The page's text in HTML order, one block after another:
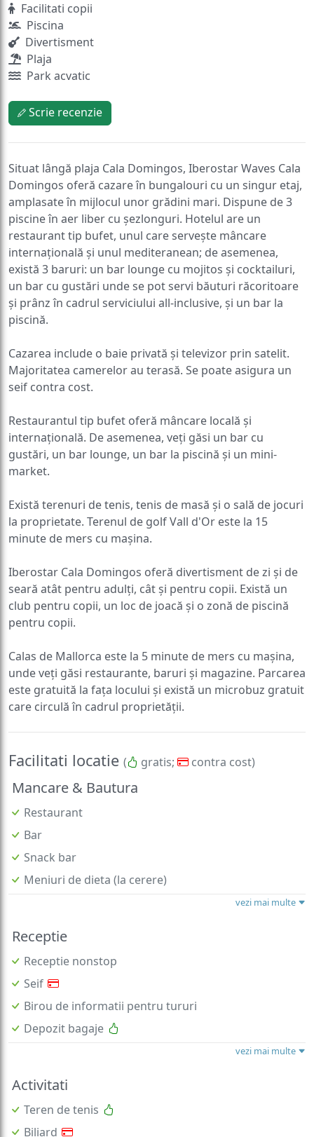
Facilitati copii
Piscina
Divertisment
Plaja
Park acvatic
Scrie recenzie
Situat lângă plaja Cala Domingos, Iberostar Waves Cala
Domingos oferă cazare în bungalouri cu un singur etaj,
amplasate în mijlocul unor grădini mari. Dispune de 3
piscine în aer liber cu șezlonguri. Hotelul are un
restaurant tip bufet, unul care servește mâncare
internațională și unul mediteranean; de asemenea,
există 3 baruri: un bar lounge cu mojitos și cocktailuri,
un bar cu gustări unde se pot servi băuturi răcoritoare
și prânz în cadrul serviciului all-inclusive, și un bar la
piscină.
Cazarea include o baie privată și televizor prin satelit.
Majoritatea camerelor au terasă. Se poate asigura un
seif contra cost.
Restaurantul tip bufet oferă mâncare locală și
internațională. De asemenea, veți găsi un bar cu
gustări, un bar lounge, un bar la piscină și un mini-
market.
Există terenuri de tenis, tenis de masă și o sală de jocuri
la proprietate. Terenul de golf Vall d'Or este la 15
minute de mers cu mașina.
Iberostar Cala Domingos oferă divertisment de zi și de
seară atât pentru adulți, cât și pentru copii. Există un
club pentru copii, un loc de joacă și o zonă de piscină
pentru copii.
Calas de Mallorca este la 5 minute de mers cu mașina,
unde veți găsi restaurante, baruri și magazine. Parcarea
este gratuită la fața locului și există un microbuz gratuit
care circulă în cadrul proprietății.
Facilitati locatie ( gratis; contra cost)
Mancare & Bautura
Restaurant
Bar
Snack bar
Meniuri de dieta (la cerere)
vezi mai multe
Receptie
Receptie nonstop
Seif
Birou de informatii pentru tururi
Depozit bagaje
vezi mai multe
Activitati
Teren de tenis
Biliard